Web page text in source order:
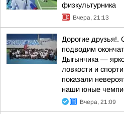
физкультурника
Вчера, 21:13
Дорогие друзья!.
подводим
Дыгынчика —
ловкости и
показали
наши юные
Вчера, 21:09